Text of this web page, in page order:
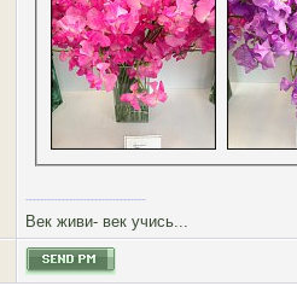
Век живи- век учись...